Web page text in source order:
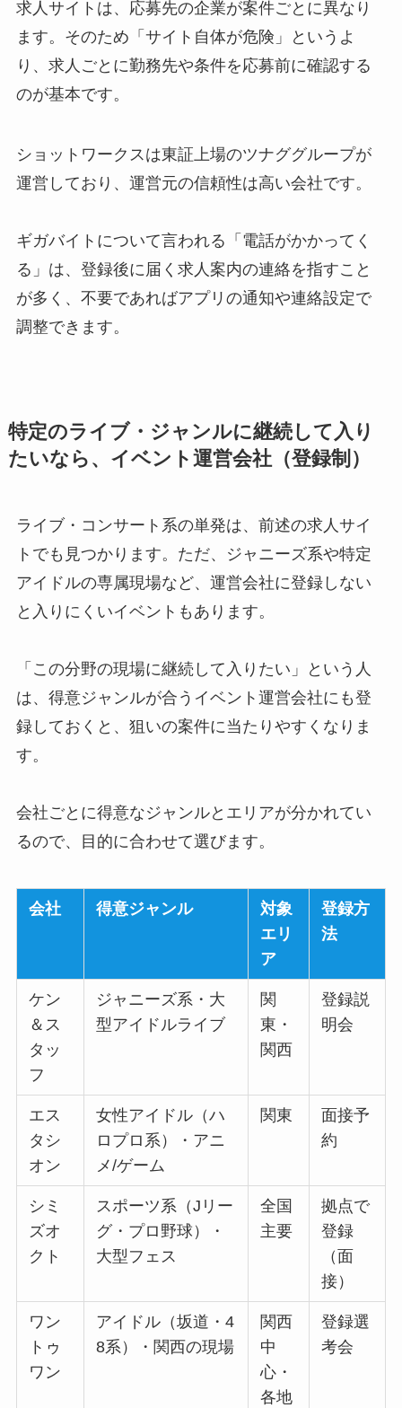
求人サイトは、応募先の企業が案件ごとに異なり
ます。そのため「サイト自体が危険」というよ
り、求人ごとに勤務先や条件を応募前に確認する
のが基本です。
ショットワークスは東証上場のツナググループが
運営しており、運営元の信頼性は高い会社です。
ギガバイトについて言われる「電話がかかってく
る」は、登録後に届く求人案内の連絡を指すこと
が多く、不要であればアプリの通知や連絡設定で
調整できます。
特定のライブ・ジャンルに継続して入り
たいなら、イベント運営会社（登録制）
ライブ・コンサート系の単発は、前述の求人サイ
トでも見つかります。ただ、ジャニーズ系や特定
アイドルの専属現場など、運営会社に登録しない
と入りにくいイベントもあります。
「この分野の現場に継続して入りたい」という人
は、得意ジャンルが合うイベント運営会社にも登
録しておくと、狙いの案件に当たりやすくなりま
す。
会社ごとに得意なジャンルとエリアが分かれてい
るので、目的に合わせて選びます。
会社 得意ジャンル
対象
エリ
ア
登録方
法
ケン
＆ス
タッ
フ
ジャニーズ系・大
型アイドルライブ
関
東・
関西
登録説
明会
エス
タシ
オン
女性アイドル（ハ
ロプロ系）・アニ
メ/ゲーム
関東
面接予
約
シミ
ズオ
クト
スポーツ系（Jリー
グ・プロ野球）・
大型フェス
全国
主要
拠点で
登録
（面
接）
ワン
トゥ
ワン
アイドル（坂道・4
8系）・関西の現場
関西
中
心・
各地
登録選
考会